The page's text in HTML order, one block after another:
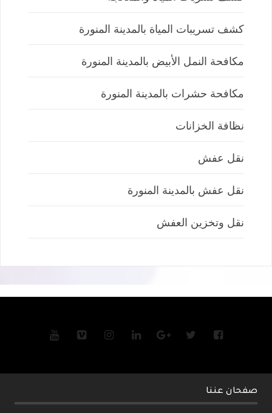
كشف تسريبات المياة بالمدينة المنورة
مكافحة النمل الأبيض بالمدينة المنورة
مكافحة حشرات بالمدينة المنورة
نظافة الخزانات
نقل عفش
نقل عفش بالمدينة المنورة
نقل وتخزين العفش
صفحان عننا